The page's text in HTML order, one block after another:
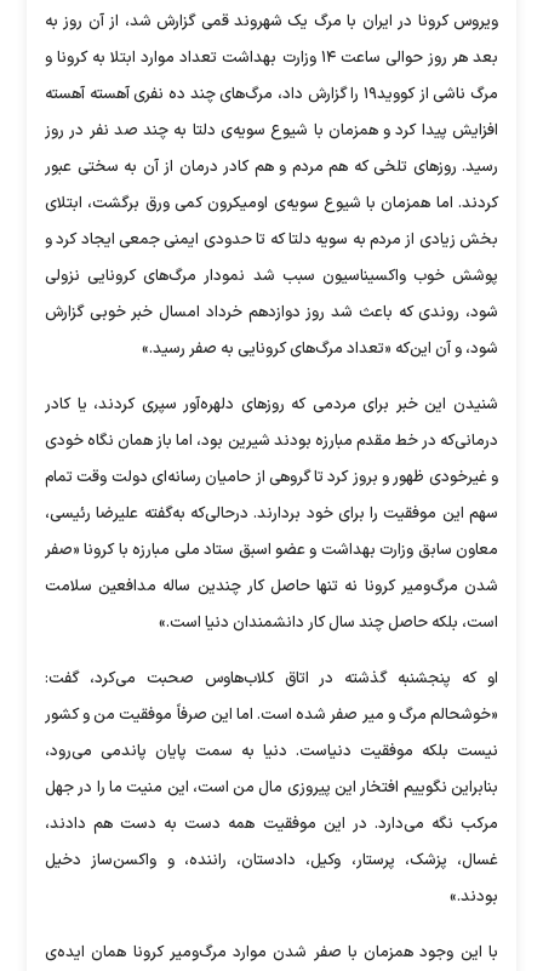
ویروس کرونا در ایران با مرگ یک شهروند قمی گزارش شد، از آن روز به
بعد هر روز حوالی ساعت ۱۴ وزارت بهداشت تعداد موارد ابتلا به کرونا و
مرگ ناشی از کووید۱۹ را گزارش داد، مرگ‌های چند ده نفری آهسته آهسته
افزایش پیدا کرد و همزمان با شیوع سویه‌ی دلتا به چند صد نفر در روز
رسید. روز‌های تلخی که هم مردم و هم کادر درمان از آن به سختی عبور
کردند. اما همزمان با شیوع سویه‌ی اومیکرون کمی ورق برگشت، ابتلای
بخش زیادی از مردم به سویه دلتا که تا حدودی ایمنی جمعی ایجاد کرد و
پوشش خوب واکسیناسیون سبب شد نمودار مرگ‌های کرونایی نزولی
شود، روندی که باعث شد روز دوازدهم خرداد امسال خبر خوبی گزارش
شود، و آن این‌که «تعداد مرگ‌های کرونایی به صفر رسید.»
شنیدن این خبر برای مردمی که روز‌های دلهره‌آور سپری کردند، یا کادر
درمانی‌که در خط مقدم مبارزه بودند شیرین بود، اما باز همان نگاه خودی
و غیرخودی ظهور و بروز کرد تا گروهی از حامیان رسانه‌ای دولت وقت تمام
سهم این موفقیت را برای خود بردارند. درحالی‌که به‌گفته علیرضا رئیسی،
معاون سابق وزارت بهداشت و عضو اسبق ستاد ملی مبارزه با کرونا «صفر
شدن مرگ‌ومیر کرونا نه تنها حاصل کار چندین ساله مدافعین سلامت
است، بلکه حاصل چند سال کار دانشمندان دنیا است.»
او که پنجشنبه گذشته در اتاق کلاب‌هاوس صحبت می‌کرد، گفت:
«خوشحالم مرگ و میر صفر شده است. اما این صرفاً موفقیت من و کشور
نیست بلکه موفقیت دنیاست. دنیا به سمت پایان پاندمی می‌رود،
بنابراین نگوییم افتخار این پیروزی مال من است، این منیت ما را در جهل
مرکب نگه می‌دارد. در این موفقیت همه دست به دست هم دادند،
غسال، پزشک، پرستار، وکیل، دادستان، راننده، و واکسن‌ساز دخیل
بودند.»
با این وجود همزمان با صفر شدن موارد مرگ‌ومیر کرونا همان ایده‌ی